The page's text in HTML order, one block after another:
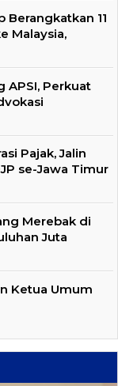
Berangkatkan 11
Malaysia,
APSI, Perkuat
Pajak, Jalin
se-Jawa Timur
Merebak di
Juta
Ketua Umum